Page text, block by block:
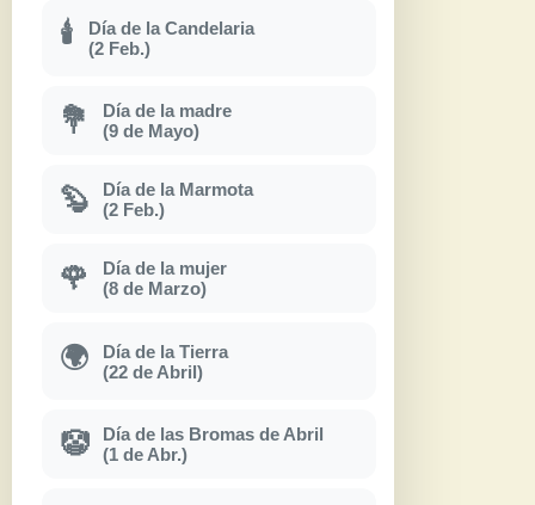
🕯
Día de la Candelaria
(2 Feb.)
💐
Día de la madre
(9 de Mayo)
🦫
Día de la Marmota
(2 Feb.)
🌹
Día de la mujer
(8 de Marzo)
🌍
Día de la Tierra
(22 de Abril)
🤡
Día de las Bromas de Abril
(1 de Abr.)